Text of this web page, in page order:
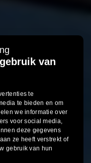
van
te
te bieden en om
we informatie over
voor social media,
deze gegevens
ze heeft verstrekt of
gebruik van hun